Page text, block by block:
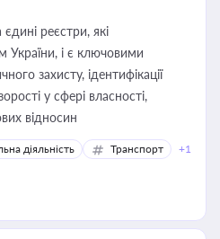
реєстри, які
України, і є ключовими
захисту, ідентифікації
у сфері власності,
відносин
діяльність Транспорт +1